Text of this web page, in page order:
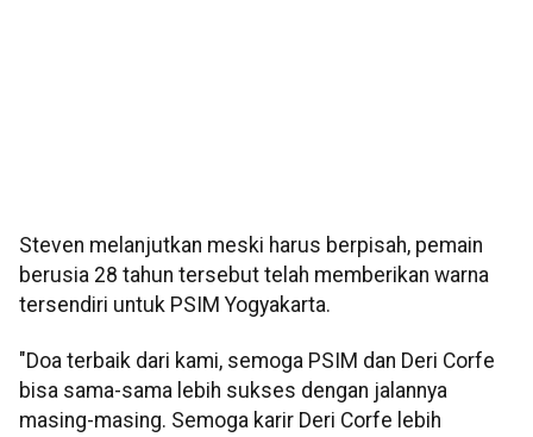
Steven melanjutkan meski harus berpisah, pemain
berusia 28 tahun tersebut telah memberikan warna
tersendiri untuk PSIM Yogyakarta.
"Doa terbaik dari kami, semoga PSIM dan Deri Corfe
bisa sama-sama lebih sukses dengan jalannya
masing-masing. Semoga karir Deri Corfe lebih